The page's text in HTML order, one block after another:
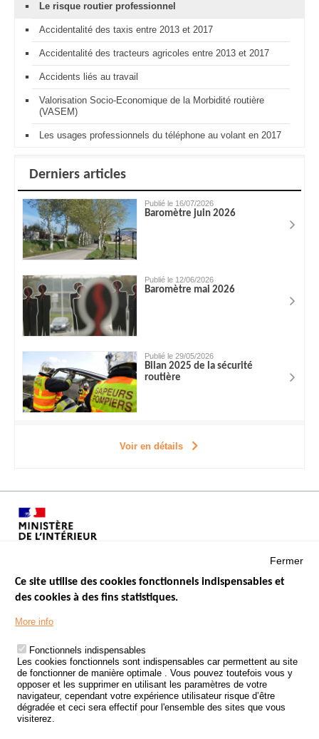
Le risque routier professionnel
Accidentalité des taxis entre 2013 et 2017
Accidentalité des tracteurs agricoles entre 2013 et 2017
Accidents liés au travail
Valorisation Socio-Economique de la Morbidité routière
(VASEM)
Les usages professionnels du téléphone au volant en 2017
Derniers articles
Publié le 16/07/2026
Baromètre juin 2026
Publié le 12/06/2026
Baromètre mai 2026
Publié le 29/05/2026
Bilan 2025 de la sécurité
routière
Voir en détails
Menu
Footer
LES SITES PUBLICS
ÉTAT DE L’INSÉCURITÉ ROUTIÈRE
TRAITEMENT DES DONNÉES PERSONNELLES DES ACCIDENTS DE
LA ROUTE
ETUDES ET RECHERCHES
APPEL À PROJETS
Fermer
Ce site utilise des cookies fonctionnels indispensables et
des cookies à des fins statistiques.
More info
Fonctionnels indispensables
Les cookies fonctionnels sont indispensables car permettent au site
de fonctionner de manière optimale . Vous pouvez toutefois vous y
opposer et les supprimer en utilisant les paramètres de votre
navigateur, cependant votre expérience utilisateur risque d’être
dégradée et ceci sera effectif pour l'ensemble des sites que vous
visiterez.